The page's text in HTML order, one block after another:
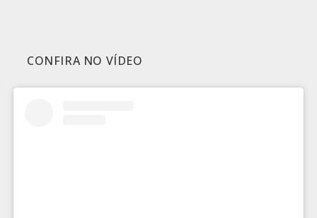
CONFIRA NO VÍDEO